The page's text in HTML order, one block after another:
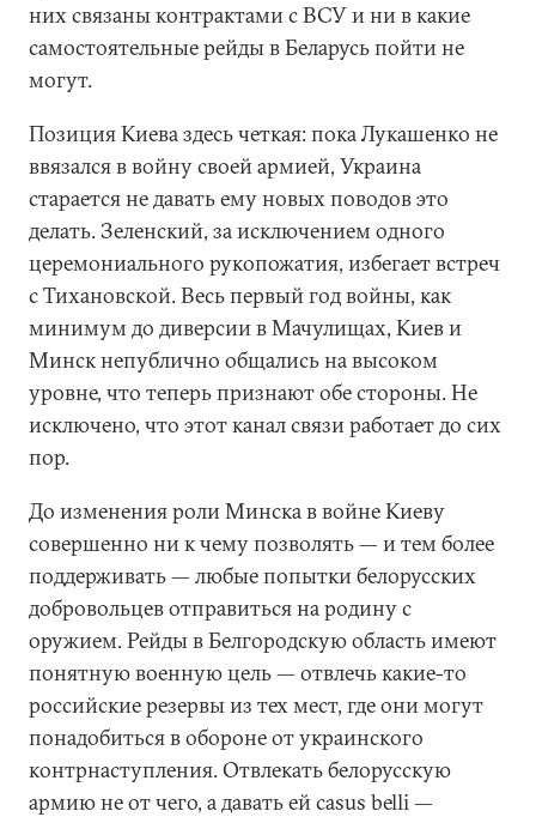
них связаны контрактами с ВСУ и ни в какие
самостоятельные рейды в Беларусь пойти не
могут.
Позиция Киева здесь четкая: пока Лукашенко не
ввязался в войну своей армией, Украина
старается не давать ему новых поводов это
делать. Зеленский, за исключением одного
церемониального рукопожатия, избегает встреч
с Тихановской. Весь первый год войны, как
минимум до диверсии в Мачулищах, Киев и
Минск непублично общались на высоком
уровне, что теперь признают обе стороны. Не
исключено, что этот канал связи работает до сих
пор.
До изменения роли Минска в войне Киеву
совершенно ни к чему позволять — и тем более
поддерживать — любые попытки белорусских
добровольцев отправиться на родину с
оружием. Рейды в Белгородскую область имеют
понятную военную цель — отвлечь какие-то
российские резервы из тех мест, где они могут
понадобиться в обороне от украинского
контрнаступления. Отвлекать белорусскую
армию не от чего, а давать ей casus belli —